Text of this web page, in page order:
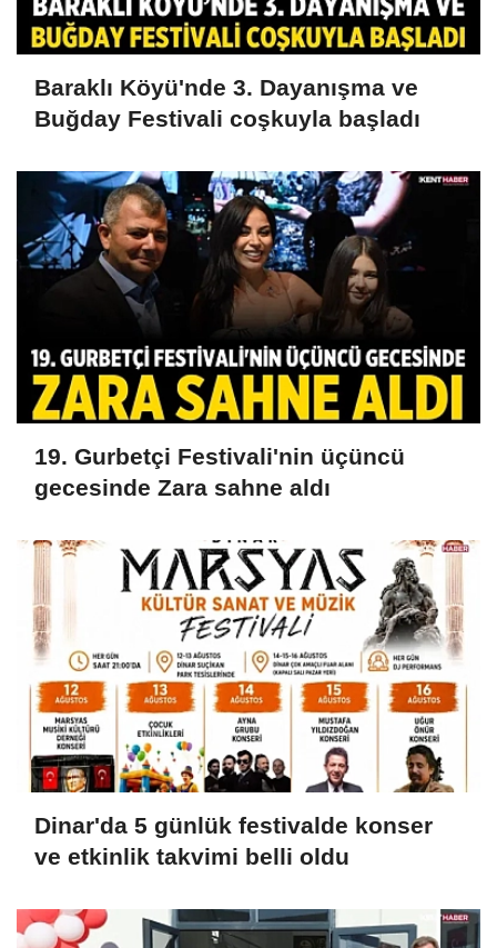
Baraklı Köyü'nde 3. Dayanışma ve
Buğday Festivali coşkuyla başladı
19. Gurbetçi Festivali'nin üçüncü
gecesinde Zara sahne aldı
Dinar'da 5 günlük festivalde konser
ve etkinlik takvimi belli oldu